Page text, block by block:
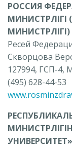
РОССИЯ
МИНИСТРЛІГІ)
Ресей
Скворцова
127994, ГСП-4,
(495) 628-44-53
УНИВЕРСИТЕТ»